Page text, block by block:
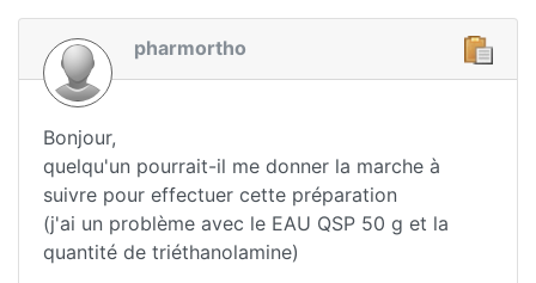
pharmortho
Bonjour,
quelqu'un pourrait-il me donner la marche à
suivre pour effectuer cette préparation
(j'ai un problème avec le EAU QSP 50 g et la
quantité de triéthanolamine)